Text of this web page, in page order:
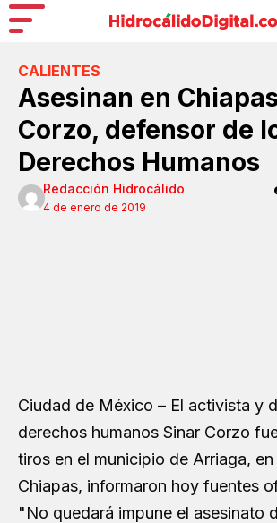
CALIENTES
Asesinan en
Corzo, defensor de
Derechos Humanos
Redacción Hidrocálido
4 de enero de 2019
Ciudad de México – El activista y
derechos humanos Sinar Corzo
tiros en el municipio de Arriaga,
Chiapas, informaron hoy fuentes
"No quedará impune el asesinato